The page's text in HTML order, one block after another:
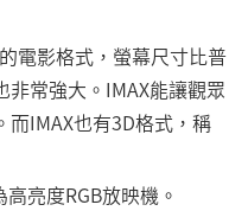
電影格式，螢幕尺寸比普
常強大。IMAX能讓觀眾
而IMAX也有3D格式，稱
亮度RGB放映機。